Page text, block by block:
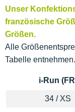
Unser
französische
Größen.
Alle
Tabelle entnehmen.
i-Run
34 / XS